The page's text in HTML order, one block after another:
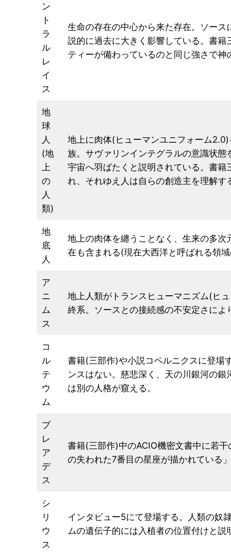
ン
ト
ラ
ル
レ
イ
ス
生命の存在の中心から来た存在。ソー
説的に過去に大きく影響している。書
ティーが備わっているのと同じ強さで神
地
球
人
(地
上
の
人
類)
地上に肉体(ヒューマンユニフォーム
族。サヴァリンインテグラルの意識状
宇宙へ羽ばたくと説明されている。書
れ、それゆえ人は自らの創造主を理解す
地
底
人
地上の肉体を纏うことなく、生来の多
在も含まれる(現在大西洋と呼ばれる領
ア
ニ
ム
ス
地上人類がトランスヒューマニズム(ヒ
終系。ソースとの接続感の不安定さによ
コ
ル
テ
ウ
ム
書籍(三部作)や小説コペルニクスに登場
ンスはない。慈悲深く、天の川銀河の
は別の人格が窺える。
プ
レ
ア
デ
ス
書籍(三部作)中のACIO機密文書中に若
の失われた7番目の星座が描かれている
シ
リ
ウ
ス
インタビュー5にて登場する。人類の奴
ムの遺伝子的には入植者の位置付けと説